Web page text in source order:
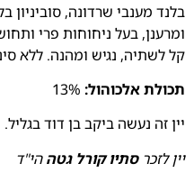
בלנד מענבי שרדונה, סוביניון
ומרענן, בעל ניחוחות פרי
קל לשתיה, נגיש ומהנה. ללא
תכולת אלכוהול:
יין זה נעשה ביקב בן דוד בגליל.
יין לזכרסתיו קורל גטההי"ד